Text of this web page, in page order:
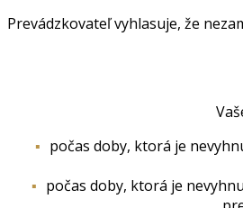
Prevádzkovateľ vyhlasuje, že
počas doby, ktorá je
počas doby, ktorá je